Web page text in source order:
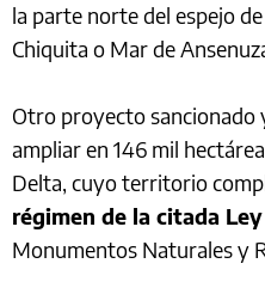
la parte norte del espejo
Chiquita o Mar de
Otro proyecto sancionado
ampliar en 146 mil
Delta, cuyo territorio
régimen de la citada
Monumentos Naturales y